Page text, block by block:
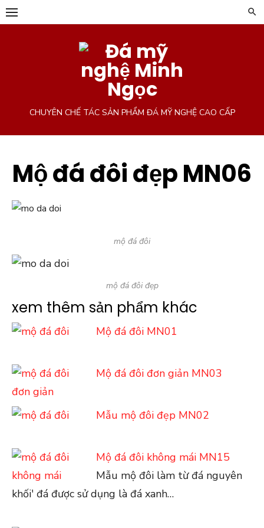
Chuyển
tới
CHUYÊN CHẾ TÁC SẢN PHẨM ĐÁ MỸ NGHỆ CAO CẤP
Mộ đá đôi đẹp MN06
mộ đá đôi
mộ đá đôi đẹp
xem thêm sản phẩm khác
Mộ đá đôi MN01
Mộ đá đôi đơn giản MN03
Mẫu mộ đôi đẹp MN02
Mộ đá đôi không mái MN15
Mẫu mộ đôi làm từ đá nguyên
khối' đá được sử dụng là đá xanh…